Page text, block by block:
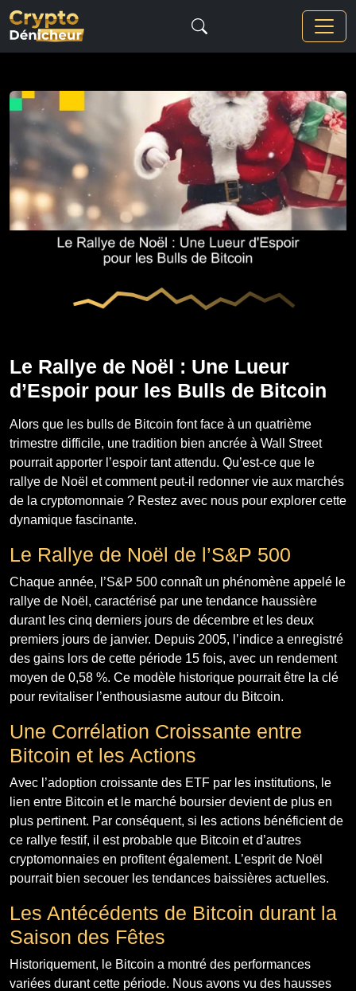
Le Rallye de Noël : Une Lueur
d’Espoir pour les Bulls de Bitcoin
Alors que les bulls de Bitcoin font face à un quatrième
trimestre difficile, une tradition bien ancrée à Wall Street
pourrait apporter l’espoir tant attendu. Qu’est-ce que le
rallye de Noël et comment peut-il redonner vie aux marchés
de la cryptomonnaie ? Restez avec nous pour explorer cette
dynamique fascinante.
Le Rallye de Noël de l’S&P 500
Chaque année, l’S&P 500 connaît un phénomène appelé le
rallye de Noël, caractérisé par une tendance haussière
durant les cinq derniers jours de décembre et les deux
premiers jours de janvier. Depuis 2005, l’indice a enregistré
des gains lors de cette période 15 fois, avec un rendement
moyen de 0,58 %. Ce modèle historique pourrait être la clé
pour revitaliser l’enthousiasme autour du Bitcoin.
Une Corrélation Croissante entre
Bitcoin et les Actions
Avec l’adoption croissante des ETF par les institutions, le
lien entre Bitcoin et le marché boursier devient de plus en
plus pertinent. Par conséquent, si les actions bénéficient de
ce rallye festif, il est probable que Bitcoin et d’autres
cryptomonnaies en profitent également. L’esprit de Noël
pourrait bien secouer les tendances baissières actuelles.
Les Antécédents de Bitcoin durant la
Saison des Fêtes
Historiquement, le Bitcoin a montré des performances
variées durant cette période. Nous avons vu des hausses